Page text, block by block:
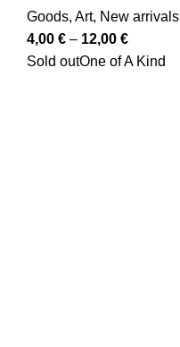
Goods, Art, New arrivals
4,00 € – 12,00 €
Sold outOne of A Kind